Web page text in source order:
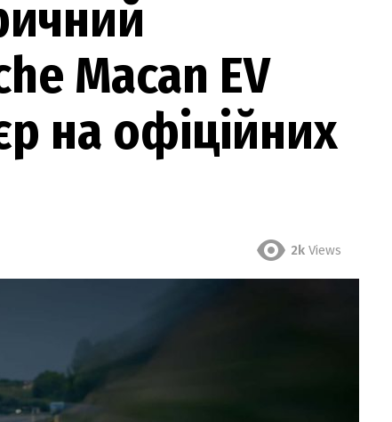
Macan EV
на офіційних
2k Views